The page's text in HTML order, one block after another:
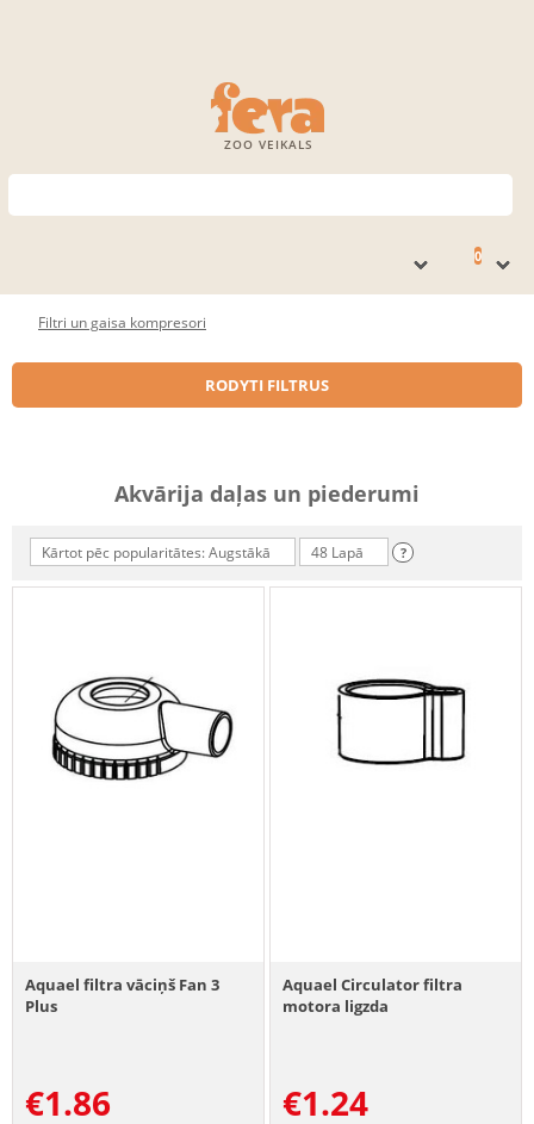
ZOO VEIKALS
0
Filtri un gaisa kompresori
RODYTI FILTRUS
Akvārija daļas un piederumi
Kārtot pēc popularitātes: Augstākā 48 Lapā ?
Aquael filtra vāciņš Fan 3
Plus
€1.86
Aquael Circulator filtra
motora ligzda
€1.24